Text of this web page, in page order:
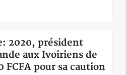
2020, président
aux Ivoiriens de
FCFA pour sa caution